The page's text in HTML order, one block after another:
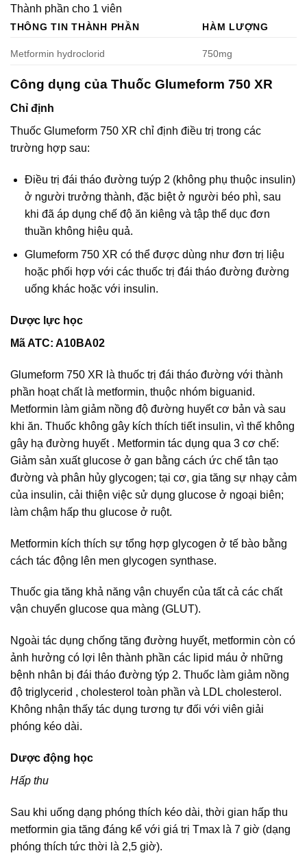
Thành phần cho 1 viên
THÔNG TIN THÀNH PHẦN HÀM LƯỢNG
Metformin hydroclorid 750mg
Công dụng của Thuốc Glumeform 750 XR
Chỉ định
Thuốc Glumeform 750 XR chỉ định điều trị trong các
trường hợp sau:
Điều trị đái tháo đường tuýp 2 (không phụ thuộc insulin)
ở người trưởng thành, đặc biệt ở người béo phì, sau
khi đã áp dụng chế độ ăn kiêng và tập thể dục đơn
thuần không hiệu quả.
Glumeform 750 XR có thể được dùng như đơn trị liệu
hoặc phối hợp với các thuốc trị đái tháo đường đường
uống khác hoặc với insulin.
Dược lực học
Mã ATC: A10BA02
Glumeform 750 XR là thuốc trị đái tháo đường với thành
phần hoạt chất là metformin, thuộc nhóm biguanid.
Metformin làm giảm nồng độ đường huyết cơ bản và sau
khi ăn. Thuốc không gây kích thích tiết insulin, vì thế không
gây hạ đường huyết . Metformin tác dụng qua 3 cơ chế:
Giảm sản xuất glucose ở gan bằng cách ức chế tân tạo
đường và phân hủy glycogen; tại cơ, gia tăng sự nhạy cảm
của insulin, cải thiện việc sử dụng glucose ở ngoại biên;
làm chậm hấp thu glucose ở ruột.
Metformin kích thích sự tổng hợp glycogen ở tế bào bằng
cách tác động lên men glycogen synthase.
Thuốc gia tăng khả năng vận chuyển của tất cả các chất
vận chuyển glucose qua màng (GLUT).
Ngoài tác dụng chống tăng đường huyết, metformin còn có
ảnh hưởng có lợi lên thành phần các lipid máu ở những
bệnh nhân bị đái tháo đường týp 2. Thuốc làm giảm nồng
độ triglycerid , cholesterol toàn phần và LDL cholesterol.
Không nhận thấy tác dụng tương tự đối với viên giải
phóng kéo dài.
Dược động học
Hấp thu
Sau khi uống dạng phóng thích kéo dài, thời gian hấp thu
metformin gia tăng đáng kể với giá trị Tmax là 7 giờ (dạng
phóng thích tức thời là 2,5 giờ).